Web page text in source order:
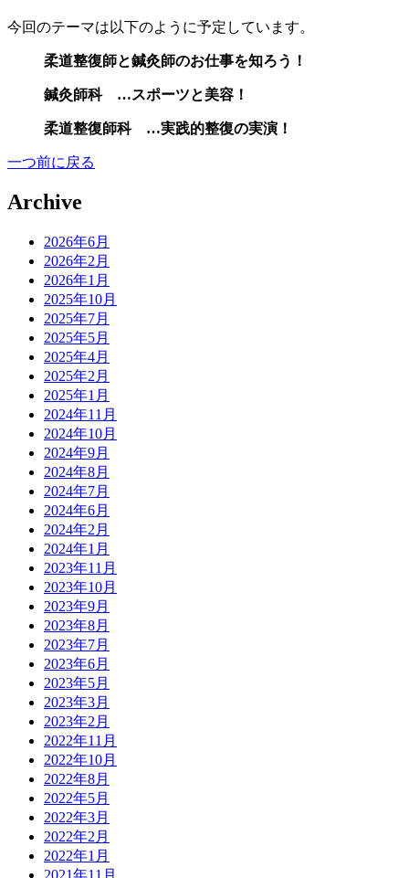
今回のテーマは以下のように予定しています。
柔道整復師と鍼灸師のお仕事を知ろう！
鍼灸師科 …スポーツと美容！
柔道整復師科 …実践的整復の実演！
一つ前に戻る
Archive
2026年6月
2026年2月
2026年1月
2025年10月
2025年7月
2025年5月
2025年4月
2025年2月
2025年1月
2024年11月
2024年10月
2024年9月
2024年8月
2024年7月
2024年6月
2024年2月
2024年1月
2023年11月
2023年10月
2023年9月
2023年8月
2023年7月
2023年6月
2023年5月
2023年3月
2023年2月
2022年11月
2022年10月
2022年8月
2022年5月
2022年3月
2022年2月
2022年1月